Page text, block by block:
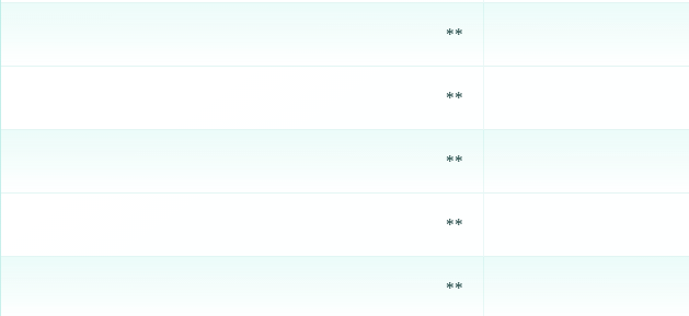
**
**
**
**
**